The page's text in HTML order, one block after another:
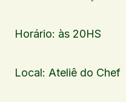
Horário: às 20HS
Local: Ateliê do Chef